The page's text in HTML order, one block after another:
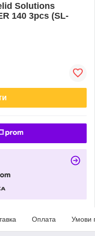
Solutions
140 3pcs (SL-
Оплата Умови